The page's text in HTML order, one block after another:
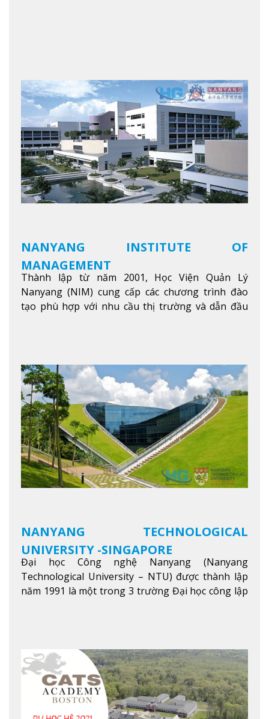
NANYANG INSTITUTE OF
MANAGEMENT
Thành lập từ năm 2001, Học Viện Quản Lý
Nanyang (NIM) cung cấp các chương trình đào
tạo phù hợp với nhu cầu thị trường và dẫn đầu
học tập và nghiên cứu chất lượng nhằm nâng cao
kỹ năng, kiến thức và năng lực của sinh viên và các
đối tác của trườngXem thêm
NANYANG TECHNOLOGICAL
UNIVERSITY -SINGAPORE
Đại học Công nghệ Nanyang (Nanyang
Technological University – NTU) được thành lập
năm 1991 là một trong 3 trường Đại học công lập
Khoa học máy tính…Trường cũng được bình chọn
là một trong những ngôi trường đáng học nhất
trong khu vực các nước ASEAN và Châu Á.Xem
thêm